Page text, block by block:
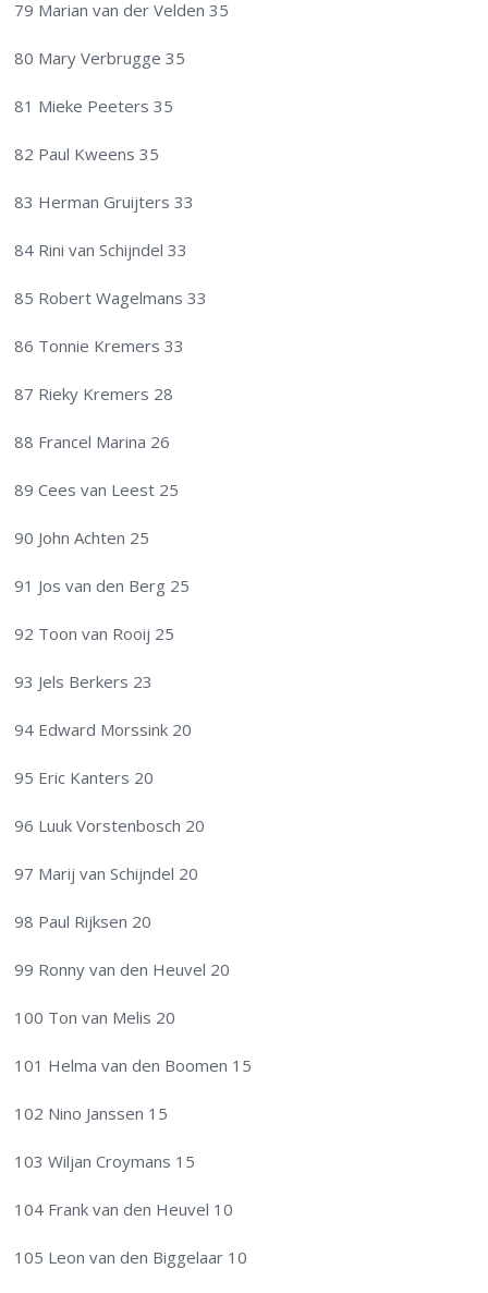
79 Marian van der Velden 35
80 Mary Verbrugge 35
81 Mieke Peeters 35
82 Paul Kweens 35
83 Herman Gruijters 33
84 Rini van Schijndel 33
85 Robert Wagelmans 33
86 Tonnie Kremers 33
87 Rieky Kremers 28
88 Francel Marina 26
89 Cees van Leest 25
90 John Achten 25
91 Jos van den Berg 25
92 Toon van Rooij 25
93 Jels Berkers 23
94 Edward Morssink 20
95 Eric Kanters 20
96 Luuk Vorstenbosch 20
97 Marij van Schijndel 20
98 Paul Rijksen 20
99 Ronny van den Heuvel 20
100 Ton van Melis 20
101 Helma van den Boomen 15
102 Nino Janssen 15
103 Wiljan Croymans 15
104 Frank van den Heuvel 10
105 Leon van den Biggelaar 10